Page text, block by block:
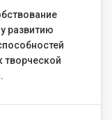
развитию
творческой